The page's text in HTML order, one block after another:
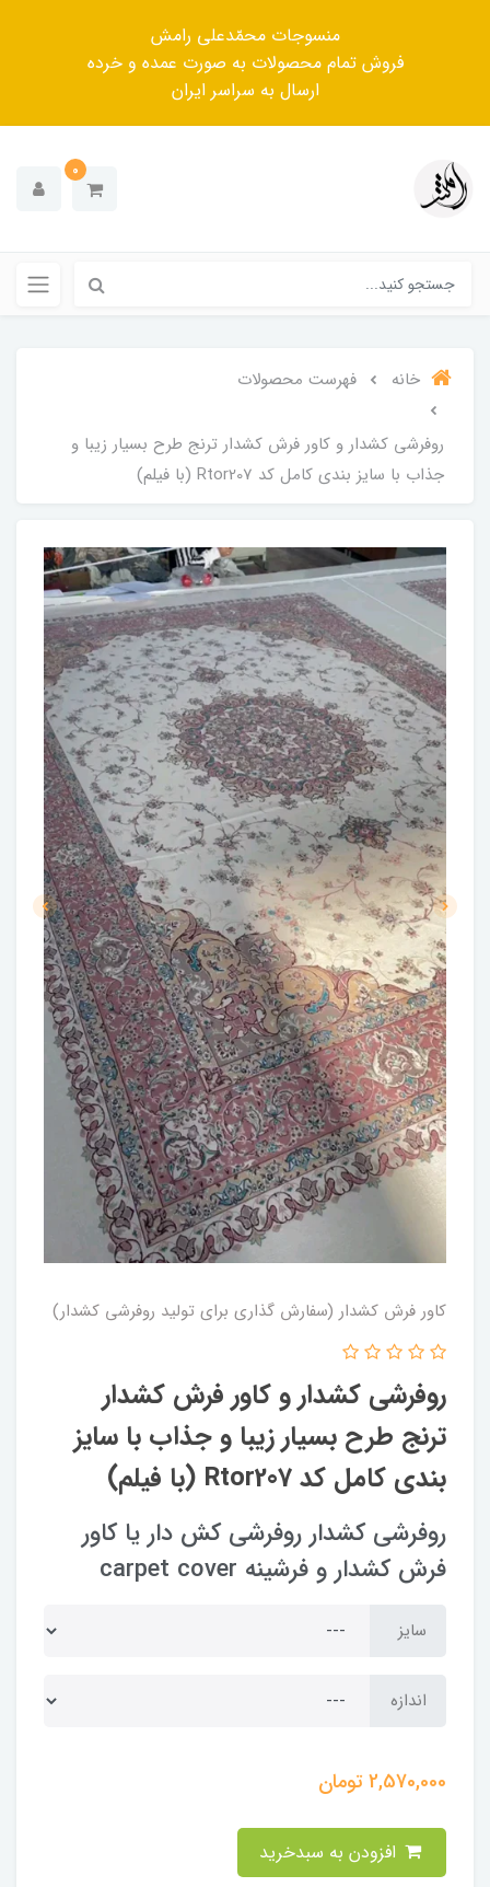
منسوجات محمّدعلی رامش
فروش تمام محصولات به صورت عمده و خرده
ارسال به سراسر ایران
0
خانه فهرست محصولات
روفرشی کشدار و کاور فرش کشدار ترنج طرح بسیار زیبا و
جذاب با سایز بندی کامل کد Rtor207 (با فیلم)
کاور فرش کشدار (سفارش گذاری برای تولید روفرشی کشدار)
روفرشی کشدار و کاور فرش کشدار
ترنج طرح بسیار زیبا و جذاب با سایز
بندی کامل کد Rtor207 (با فیلم)
روفرشی کشدار روفرشی کش دار یا کاور
فرش کشدار و فرشینه carpet cover
سایز
اندازه
2,570,000تومان